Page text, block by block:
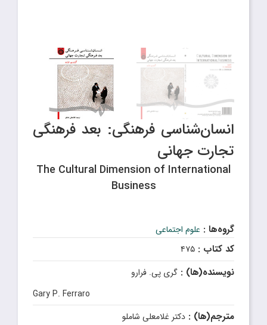
انسان‌شناسی فرهنگی: بعد فرهنگی
تجارت جهانی
The Cultural Dimension of International
Business
گروه‌ها : علوم اجتماعی
کد کتاب : ۴۷۵
نویسنده(ها) : گری پی. فرارو
Gary P. Ferraro
مترجم(ها) : دکتر غلامعلی شاملو